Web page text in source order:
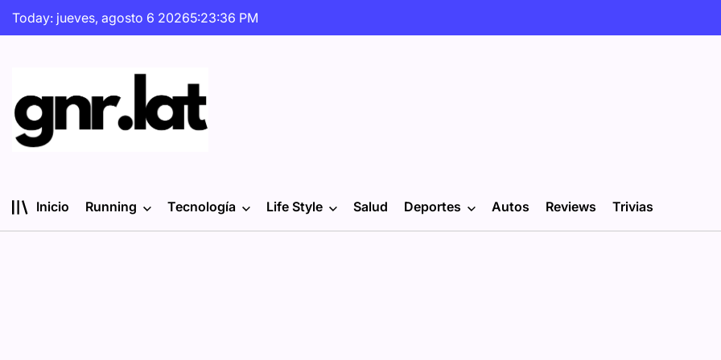
Skip
Today: jueves, agosto 6 20265:23:36 PM
Inicio Running Tecnología Life Style Salud Deportes Autos Reviews Trivias